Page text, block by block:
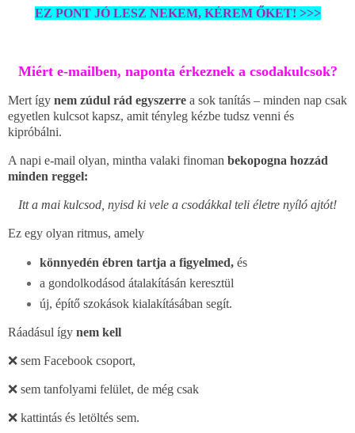
EZ PONT JÓ LESZ NEKEM, KÉREM ŐKET! >>>
Miért e-mailben, naponta érkeznek a csodakulcsok?
Mert így nem zúdul rád egyszerre a sok tanítás – minden nap csak
egyetlen kulcsot kapsz, amit tényleg kézbe tudsz venni és
kipróbálni.
A napi e-mail olyan, mintha valaki finoman bekopogna hozzád
minden reggel:
Itt a mai kulcsod, nyisd ki vele a csodákkal teli életre nyíló ajtót!
Ez egy olyan ritmus, amely
könnyedén ébren tartja a figyelmed, és
a gondolkodásod átalakításán keresztül
új, építő szokások kialakításában segít.
Ráadásul így nem kell
❌ sem Facebook csoport,
❌ sem tanfolyami felület, de még csak
❌ kattintás és letöltés sem.